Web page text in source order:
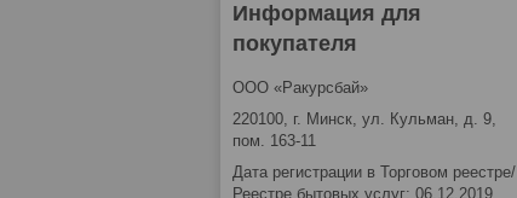
Информация для
покупателя
ООО «Ракурсбай»
220100, г. Минск, ул. Кульман, д. 9,
пом. 163-11
Дата регистрации в Торговом реестре/
Реестре бытовых услуг: 06.12.2019